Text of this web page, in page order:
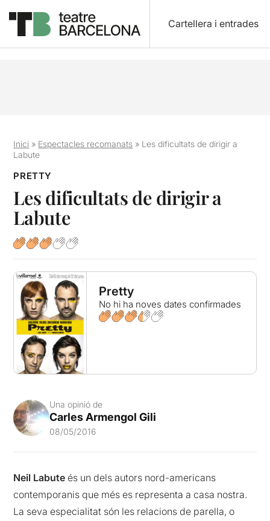
Cartellera i entrades
Inici » Espectacles recomanats » Les dificultats de dirigir a
Labute
PRETTY
Les dificultats de dirigir a
Labute
Pretty
No hi ha noves dates confirmades
Una opinió de
Carles Armengol Gili
08/05/2016
Neil Labute és un dels autors nord-americans
contemporanis que més es representa a casa nostra.
La seva especialitat són les relacions de parella, o